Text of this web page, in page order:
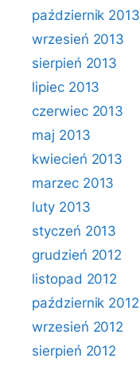
październik 2013
wrzesień 2013
sierpień 2013
lipiec 2013
czerwiec 2013
maj 2013
kwiecień 2013
marzec 2013
luty 2013
styczeń 2013
grudzień 2012
listopad 2012
październik 2012
wrzesień 2012
sierpień 2012